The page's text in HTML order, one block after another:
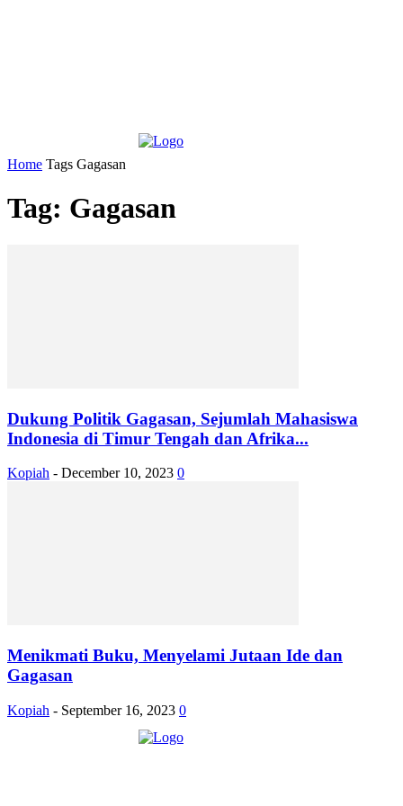
Home Tags Gagasan
Tag: Gagasan
Dukung Politik Gagasan, Sejumlah Mahasiswa
Indonesia di Timur Tengah dan Afrika...
Kopiah - December 10, 2023 0
Menikmati Buku, Menyelami Jutaan Ide dan
Gagasan
Kopiah - September 16, 2023 0